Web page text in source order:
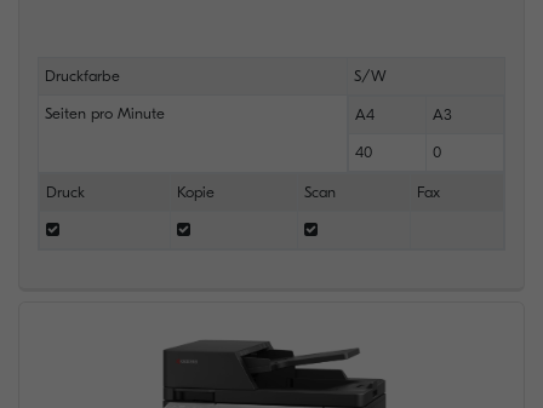
Druckfarbe S/W
Seiten pro Minute A4 A3
40 0
Druck Kopie Scan Fax